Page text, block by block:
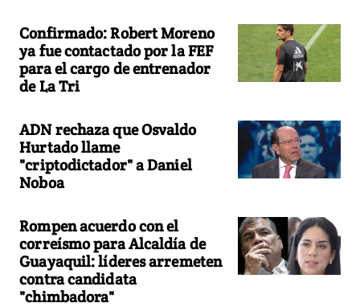
Confirmado: Robert Moreno
ya fue contactado por la FEF
para el cargo de entrenador
de La Tri
ADN rechaza que Osvaldo
Hurtado llame
"criptodictador" a Daniel
Noboa
Rompen acuerdo con el
correísmo para Alcaldía de
Guayaquil: líderes arremeten
contra candidata
"chimbadora"